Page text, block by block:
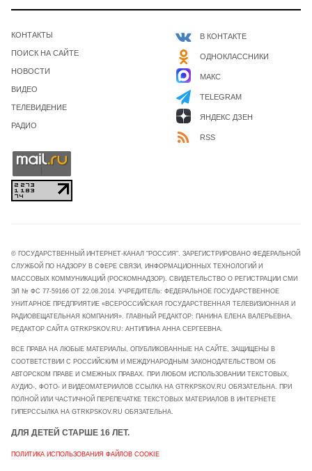
КОНТАКТЫ
ПОИСК НА САЙТЕ
НОВОСТИ
ВИДЕО
ТЕЛЕВИДЕНИЕ
РАДИО
В КОНТАКТЕ
ОДНОКЛАССНИКИ
МАКС
TELEGRAM
ЯНДЕКС ДЗЕН
RSS
© ГОСУДАРСТВЕННЫЙ ИНТЕРНЕТ-КАНАЛ "РОССИЯ". ЗАРЕГИСТРИРОВАНО ФЕДЕРАЛЬНОЙ
СЛУЖБОЙ ПО НАДЗОРУ В СФЕРЕ СВЯЗИ, ИНФОРМАЦИОННЫХ ТЕХНОЛОГИЙ И
МАССОВЫХ КОММУНИКАЦИЙ (РОСКОМНАДЗОР). СВИДЕТЕЛЬСТВО О РЕГИСТРАЦИИ СМИ
ЭЛ № ФС 77-59166 ОТ 22.08.2014. УЧРЕДИТЕЛЬ: ФЕДЕРАЛЬНОЕ ГОСУДАРСТВЕННОЕ
УНИТАРНОЕ ПРЕДПРИЯТИЕ «ВСЕРОССИЙСКАЯ ГОСУДАРСТВЕННАЯ ТЕЛЕВИЗИОННАЯ И
РАДИОВЕЩАТЕЛЬНАЯ КОМПАНИЯ». ГЛАВНЫЙ РЕДАКТОР: ПАНИНА ЕЛЕНА ВАЛЕРЬЕВНА.
РЕДАКТОР САЙТА GTRKPSKOV.RU: АНТИПИНА АННА СЕРГЕЕВНА.
ВСЕ ПРАВА НА ЛЮБЫЕ МАТЕРИАЛЫ, ОПУБЛИКОВАННЫЕ НА САЙТЕ, ЗАЩИЩЕНЫ В
СООТВЕТСТВИИ С РОССИЙСКИМ И МЕЖДУНАРОДНЫМ ЗАКОНОДАТЕЛЬСТВОМ ОБ
АВТОРСКОМ ПРАВЕ И СМЕЖНЫХ ПРАВАХ. ПРИ ЛЮБОМ ИСПОЛЬЗОВАНИИ ТЕКСТОВЫХ,
АУДИО-, ФОТО- И ВИДЕОМАТЕРИАЛОВ ССЫЛКА НА GTRKPSKOV.RU ОБЯЗАТЕЛЬНА. ПРИ
ПОЛНОЙ ИЛИ ЧАСТИЧНОЙ ПЕРЕПЕЧАТКЕ ТЕКСТОВЫХ МАТЕРИАЛОВ В ИНТЕРНЕТЕ
ГИПЕРССЫЛКА НА GTRKPSKOV.RU ОБЯЗАТЕЛЬНА.
ДЛЯ ДЕТЕЙ СТАРШЕ 16 ЛЕТ.
ПОЛИТИКА ИСПОЛЬЗОВАНИЯ ФАЙЛОВ COOKIE